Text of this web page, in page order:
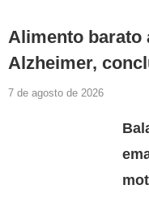
Alimento barato
Alzheimer,
7 de agosto de 2026